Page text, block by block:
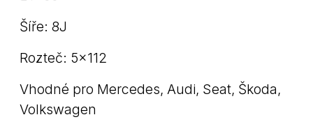
Šíře: 8J
Rozteč: 5x112
Vhodné pro Mercedes, Audi, Seat, Škoda,
Volkswagen